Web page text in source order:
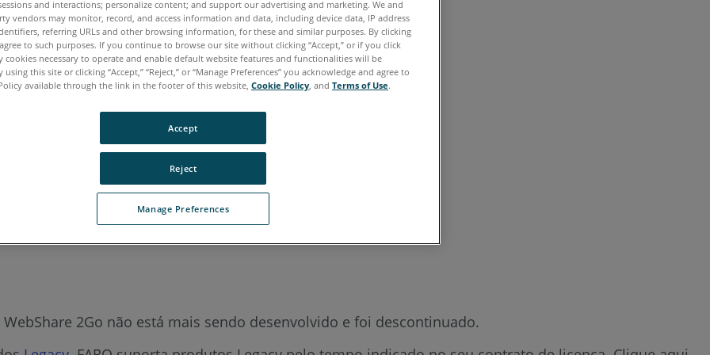
Japonês Português
2Go não está mais sendo desenvolvido e foi descontinuado.
and interactions; personalize content; and support our advertising and marketing. We and
vendors may monitor, record, and access information and data, including device data, IP address
referring URLs and other browsing information, for these and similar purposes. By clicking
to such purposes. If you continue to browse our site without clicking “Accept,” or if you click
cookies necessary to operate and enable default website features and functionalities will be
using this site or clicking “Accept,” “Reject,” or “Manage Preferences” you acknowledge and agree to
available through the link in the footer of this website, Cookie Policy, and Terms of Use.
Manage Preferences
Reject
Accept